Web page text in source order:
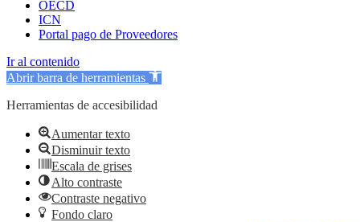
OECD
ICN
Portal pago de Proveedores
Ir al contenido
Abrir barra de herramientas
Herramientas de accesibilidad
Aumentar texto
Disminuir texto
Escala de grises
Alto contraste
Contraste negativo
Fondo claro